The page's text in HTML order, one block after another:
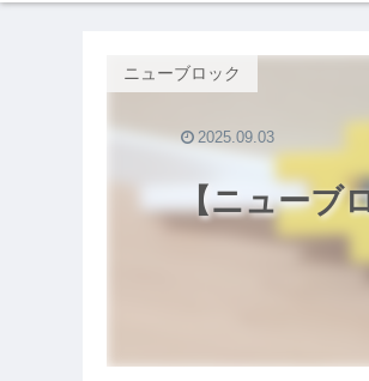
【ニューブ
ニューブロック
2025.09.03